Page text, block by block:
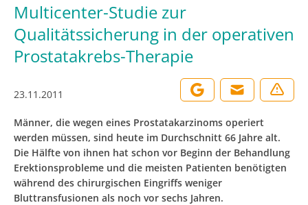
Multicenter-Studie zur
Qualitätssicherung in der operativen
Prostatakrebs-Therapie
23.11.2011
Männer, die wegen eines Prostatakarzinoms operiert
werden müssen, sind heute im Durchschnitt 66 Jahre alt.
Die Hälfte von ihnen hat schon vor Beginn der Behandlung
Erektionsprobleme und die meisten Patienten benötigten
während des chirurgischen Eingriffs weniger
Bluttransfusionen als noch vor sechs Jahren.